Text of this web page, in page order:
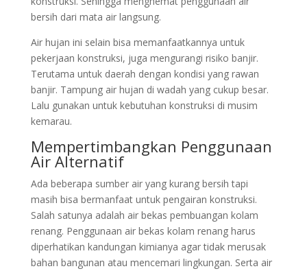
bersih dari mata air langsung.
Air hujan ini selain bisa memanfaatkannya untuk
pekerjaan konstruksi, juga mengurangi risiko banjir.
Terutama untuk daerah dengan kondisi yang rawan
banjir. Tampung air hujan di wadah yang cukup besar.
Lalu gunakan untuk kebutuhan konstruksi di musim
kemarau.
Mempertimbangkan Penggunaan
Air Alternatif
Ada beberapa sumber air yang kurang bersih tapi
masih bisa bermanfaat untuk pengairan konstruksi.
Salah satunya adalah air bekas pembuangan kolam
renang. Penggunaan air bekas kolam renang harus
diperhatikan kandungan kimianya agar tidak merusak
bahan bangunan atau mencemari lingkungan. Serta air